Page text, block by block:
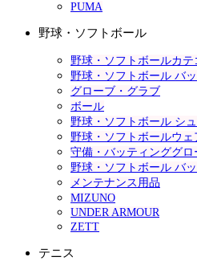
PUMA
野球・ソフトボール
野球・ソフトボールカテ
野球・ソフトボール バッ
グローブ・グラブ
ボール
野球・ソフトボール シ
野球・ソフトボールウェ
守備・バッティンググロ
野球・ソフトボール バ
メンテナンス用品
MIZUNO
UNDER ARMOUR
ZETT
テニス